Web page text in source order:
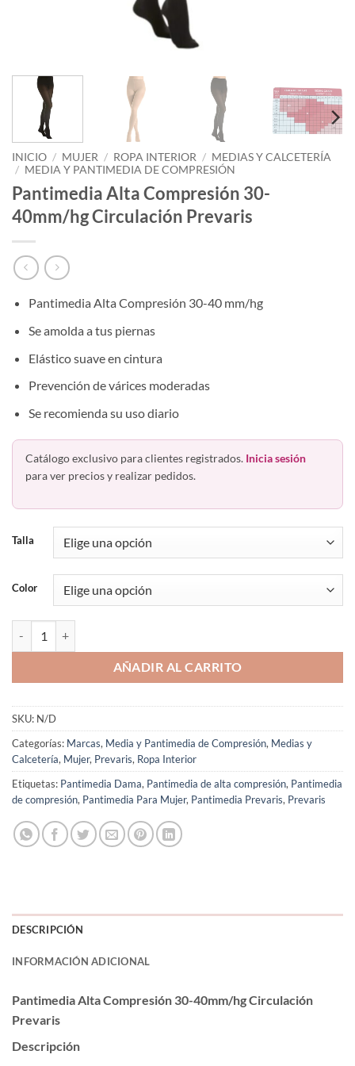
INICIO / MUJER / ROPA INTERIOR / MEDIAS Y CALCETERÍA
/ MEDIA Y PANTIMEDIA DE COMPRESIÓN
Pantimedia Alta Compresión 30-
40mm/hg Circulación Prevaris
Pantimedia Alta Compresión 30-40 mm/hg
Se amolda a tus piernas
Elástico suave en cintura
Prevención de várices moderadas
Se recomienda su uso diario
Catálogo exclusivo para clientes registrados. Inicia sesión
para ver precios y realizar pedidos.
Talla
Color
AÑADIR AL CARRITO
SKU: N/D
Categorías: Marcas, Media y Pantimedia de Compresión, Medias y
Calcetería, Mujer, Prevaris, Ropa Interior
Etiquetas: Pantimedia Dama, Pantimedia de alta compresión, Pantimedia
de compresión, Pantimedia Para Mujer, Pantimedia Prevaris, Prevaris
DESCRIPCIÓN
INFORMACIÓN ADICIONAL
Pantimedia Alta Compresión 30-40mm/hg Circulación
Prevaris
Descripción